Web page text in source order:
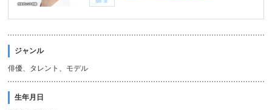
ジャンル
俳優、タレント、モデル
生年月日